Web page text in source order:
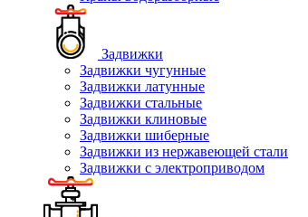
Задвижки
Задвижки чугунные
Задвижки латунные
Задвижки стальные
Задвижки клиновые
Задвижки шиберные
Задвижки из нержавеющей стали
Задвижки с электроприводом